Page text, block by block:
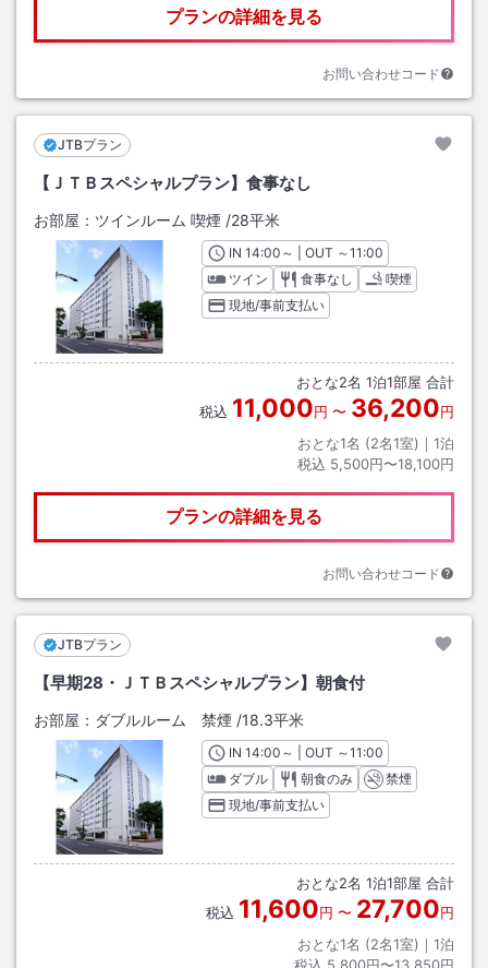
プランの詳細を見る
お問い合わせコード
JTBプラン
【ＪＴＢスペシャルプラン】食事なし
お部屋： ツインルーム 喫煙 /28平米
INチェックイン
14:00 ～ | OUT チェックアウト
～11:00
ツイン
食事なし
喫煙
現地/事前支払い
おとな2名 1泊1部屋 合計
税込 11,000円 〜 36,200円
おとな1名 (2名1室)｜ 1泊
税込 5,500円〜18,100円
プランの詳細を見る
お問い合わせコード
JTBプラン
【早期28・ＪＴＢスペシャルプラン】朝食付
お部屋： ダブルルーム 禁煙 /18.3平米
INチェックイン
14:00 ～ | OUT チェックアウト
～11:00
ダブル
朝食のみ
禁煙
現地/事前支払い
おとな2名 1泊1部屋 合計
税込 11,600円 〜 27,700円
おとな1名 (2名1室)｜ 1泊
税込 5,800円〜13,850円